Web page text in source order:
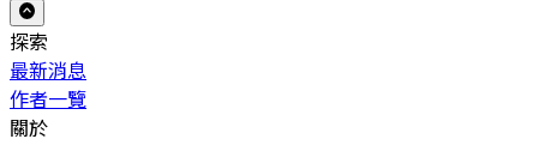
探索
最新消息
作者一覽
關於